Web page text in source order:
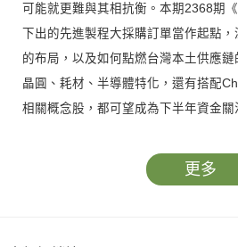
可能就更難與其相抗衡。本期2368期
下出的先進製程大採購訂單當作起點
的布局，以及如何點燃台灣本土供應
晶圓、耗材、半導體特化，還有搭配
相關概念股，都可望成為下半年資金關
更多